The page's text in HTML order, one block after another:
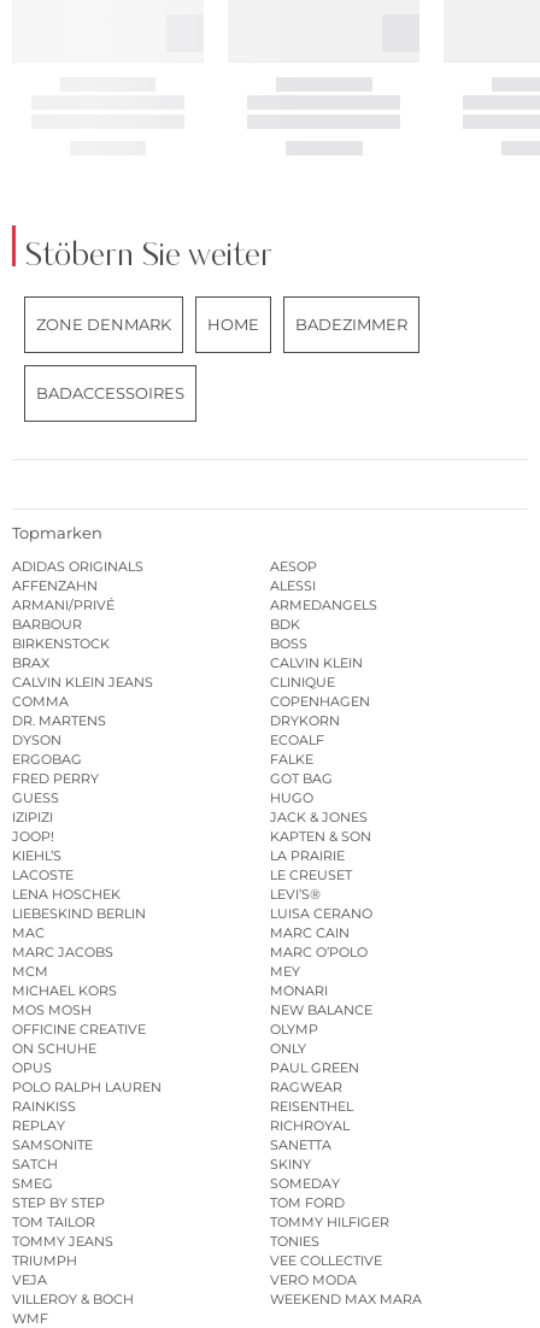
Stöbern Sie weiter
ZONE DENMARK HOME BADEZIMMER
BADACCESSOIRES
Topmarken
ADIDAS ORIGINALS
AESOP
AFFENZAHN
ALESSI
ARMANI/PRIVÉ
ARMEDANGELS
BARBOUR
BDK
BIRKENSTOCK
BOSS
BRAX
CALVIN KLEIN
CALVIN KLEIN JEANS
CLINIQUE
COMMA
COPENHAGEN
DR. MARTENS
DRYKORN
DYSON
ECOALF
ERGOBAG
FALKE
FRED PERRY
GOT BAG
GUESS
HUGO
IZIPIZI
JACK & JONES
JOOP!
KAPTEN & SON
KIEHL’S
LA PRAIRIE
LACOSTE
LE CREUSET
LENA HOSCHEK
LEVI’S®
LIEBESKIND BERLIN
LUISA CERANO
MAC
MARC CAIN
MARC JACOBS
MARC O’POLO
MCM
MEY
MICHAEL KORS
MONARI
MOS MOSH
NEW BALANCE
OFFICINE CREATIVE
OLYMP
ON SCHUHE
ONLY
OPUS
PAUL GREEN
POLO RALPH LAUREN
RAGWEAR
RAINKISS
REISENTHEL
REPLAY
RICHROYAL
SAMSONITE
SANETTA
SATCH
SKINY
SMEG
SOMEDAY
STEP BY STEP
TOM FORD
TOM TAILOR
TOMMY HILFIGER
TOMMY JEANS
TONIES
TRIUMPH
VEE COLLECTIVE
VEJA
VERO MODA
VILLEROY & BOCH
WEEKEND MAX MARA
WMF